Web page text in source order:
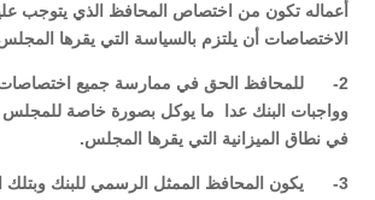
أعماله تكون من اختصاص المحافظ الذي يتوجب
الاختصاصات أن يلتزم بالسياسة التي يقرها
2- للمحافظ الحق في ممارسة جميع
وواجبات البنك عدا ما يوكل بصورة خاصة
في نطاق الميزانية التي يقرها المجلس.
3- يكون المحافظ الممثل الرسمي للبنك وبتلك